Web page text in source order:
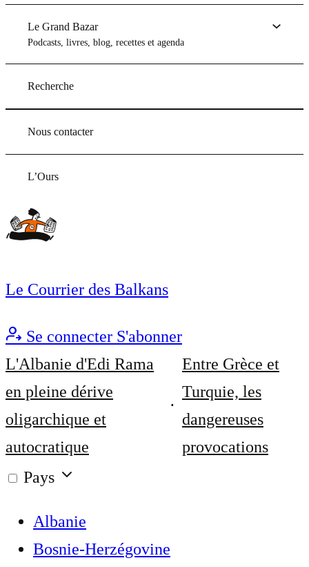
Le Grand Bazar
Podcasts, livres, blog, recettes et agenda
Recherche
Nous contacter
L’Ours
Le Courrier des Balkans
Se connecter S'abonner
L'Albanie d'Edi Rama
en pleine dérive
oligarchique et
autocratique
Entre Grèce et
Turquie, les
dangereuses
provocations
Pays
Albanie
Bosnie-Herzégovine